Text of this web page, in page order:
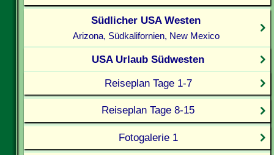
Südlicher USA Westen
Arizona, Südkalifornien, New Mexico
USA Urlaub Südwesten
Reiseplan Tage 1-7
Reiseplan Tage 8-15
Fotogalerie 1